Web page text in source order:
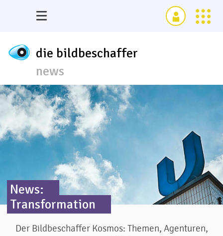
die bildbeschaffer
news
News:
Transformation
Der Bildbeschaffer Kosmos: Themen, Agenturen,